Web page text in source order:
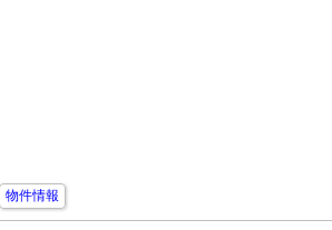
物件情報